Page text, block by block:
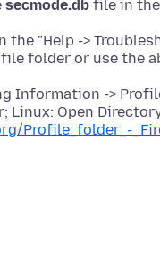
secmode.db
the "Help ->
Information ->
Linux: Open
Profile_folder_-